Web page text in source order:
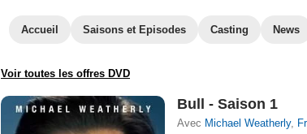
Accueil Saisons et Episodes Casting News
Voir toutes les offres DVD
Bull - Saison 1
Avec Michael Weatherly,